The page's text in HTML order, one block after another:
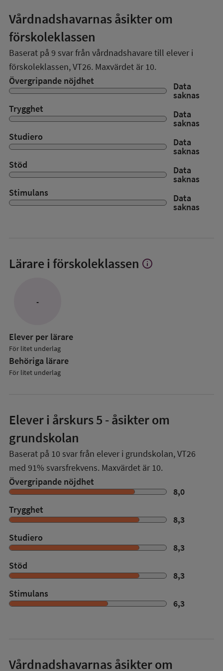
Vårdnadshavarnas åsikter om
förskoleklassen
Baserat på 9 svar från vårdnadshavare till elever i
förskoleklassen,VT26. Maxvärdet är 10.
Övergripande nöjdhet
Data
saknas
Trygghet
Data
saknas
Studiero
Data
saknas
Stöd
Data
saknas
Stimulans
Data
saknas
Lärare i förskoleklassen Visa
info
-
Elever per lärare
För litet underlag
Behöriga lärare
För litet underlag
Elever i årskurs 5 - åsikter om
grundskolan
Baserat på 10 svar från elever i grundskolan,VT26
med 91% svarsfrekvens. Maxvärdet är 10.
Övergripande nöjdhet
8,0
Trygghet
8,3
Studiero
8,3
Stöd
8,3
Stimulans
6,3
Vårdnadshavarnas åsikter om